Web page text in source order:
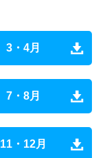
3・4月
7・8月
11・12月